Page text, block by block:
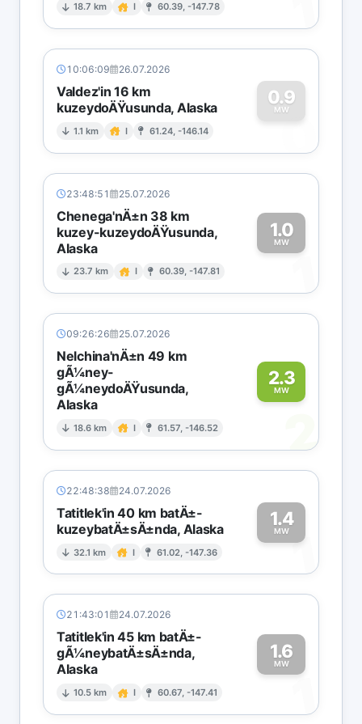
18.7 km I 60.39, -147.78
10:06:09 26.07.2026
Valdez'in 16 km
kuzeydoÄŸusunda, Alaska
1.1 km I 61.24, -146.14
0.9
MW
0
23:48:51 25.07.2026
Chenega'nÄ±n 38 km
kuzey-kuzeydoÄŸusunda,
Alaska
23.7 km I 60.39, -147.81
1.0
MW
1
09:26:26 25.07.2026
Nelchina'nÄ±n 49 km
gÃ¼ney-
gÃ¼neydoÄŸusunda,
Alaska
18.6 km I 61.57, -146.52
2.3
MW
2
22:48:38 24.07.2026
Tatitlek'in 40 km batÄ±-
kuzeybatÄ±sÄ±nda, Alaska
32.1 km I 61.02, -147.36
1.4
MW1
21:43:01 24.07.2026
Tatitlek'in 45 km batÄ±-
gÃ¼neybatÄ±sÄ±nda,
Alaska
10.5 km I 60.67, -147.41
1.6
MW
1